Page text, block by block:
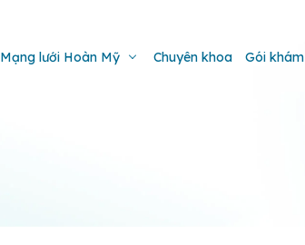
Mạng lưới Hoàn Mỹ Chuyên khoa Gói khám